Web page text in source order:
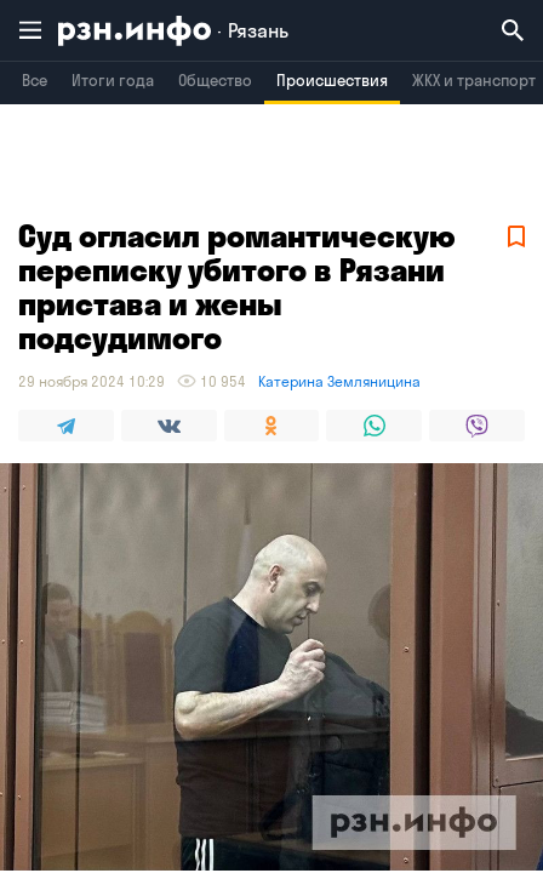
Рязань
Все Итоги года Общество Происшествия ЖКХ и транспорт
Воронеж Брянск
Суд огласил романтическую
переписку убитого в Рязани
пристава и жены
подсудимого
29 ноября 2024 10:29 10 954 Катерина Земляницина